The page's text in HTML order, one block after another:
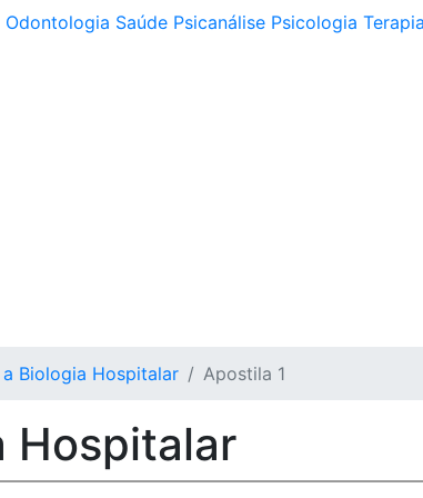
Odontologia Saúde Psicanálise Psicologia
Biologia Hospitalar Apostila 1
Hospitalar